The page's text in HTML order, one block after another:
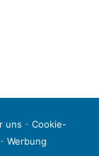
uns - Cookie-
- Werbung